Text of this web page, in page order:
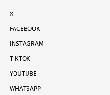
X
FACEBOOK
INSTAGRAM
TIKTOK
YOUTUBE
WHATSAPP